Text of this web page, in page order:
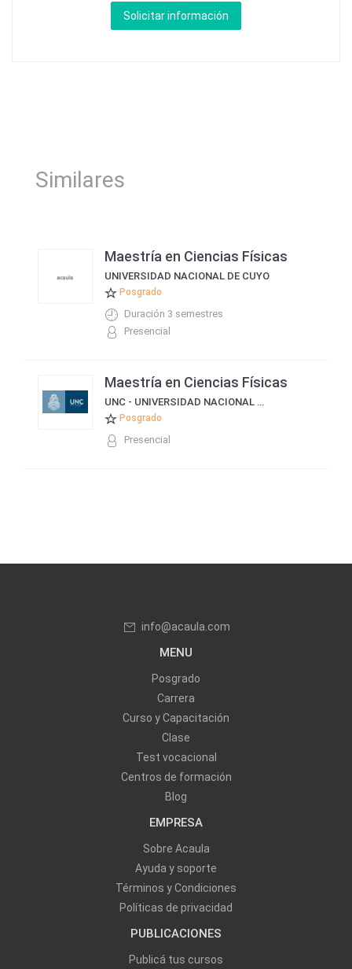
Similares
Maestría en Ciencias Físicas
UNIVERSIDAD NACIONAL DE CUYO
Posgrado
Duración 3 semestres
Presencial
Maestría en Ciencias Físicas
UNC - UNIVERSIDAD NACIONAL DE CÓRDOBA
Posgrado
Presencial
info@acaula.com
MENU
Posgrado
Carrera
Curso y Capacitación
Clase
Test vocacional
Centros de formación
Blog
EMPRESA
Sobre Acaula
Ayuda y soporte
Términos y Condiciones
Políticas de privacidad
PUBLICACIONES
Publicá tus cursos